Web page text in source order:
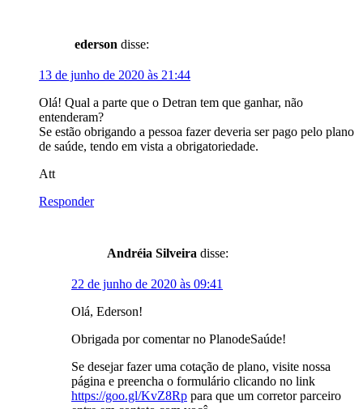
ederson disse:
13 de junho de 2020 às 21:44
Olá! Qual a parte que o Detran tem que ganhar, não
entenderam?
Se estão obrigando a pessoa fazer deveria ser pago pelo plano
de saúde, tendo em vista a obrigatoriedade.
Att
Responder
Andréia Silveira disse:
22 de junho de 2020 às 09:41
Olá, Ederson!
Obrigada por comentar no PlanodeSaúde!
Se desejar fazer uma cotação de plano, visite nossa
página e preencha o formulário clicando no link
https://goo.gl/KvZ8Rp para que um corretor parceiro